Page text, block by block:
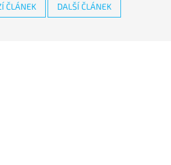
ČLÁNEK DALŠÍ ČLÁNEK